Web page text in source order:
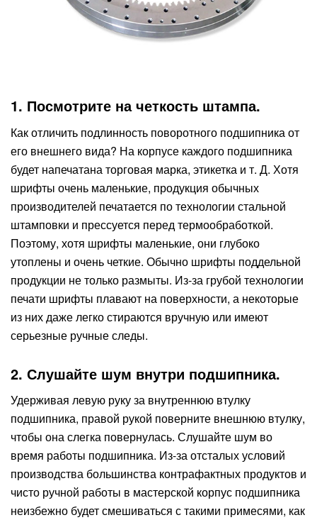
1. Посмотрите на четкость штампа.
Как отличить подлинность поворотного подшипника от
его внешнего вида? На корпусе каждого подшипника
будет напечатана торговая марка, этикетка и т. Д. Хотя
шрифты очень маленькие, продукция обычных
производителей печатается по технологии стальной
штамповки и прессуется перед термообработкой.
Поэтому, хотя шрифты маленькие, они глубоко
утоплены и очень четкие. Обычно шрифты поддельной
продукции не только размыты. Из-за грубой технологии
печати шрифты плавают на поверхности, а некоторые
из них даже легко стираются вручную или имеют
серьезные ручные следы.
2. Слушайте шум внутри подшипника.
Удерживая левую руку за внутреннюю втулку
подшипника, правой рукой поверните внешнюю втулку,
чтобы она слегка повернулась. Слушайте шум во
время работы подшипника. Из-за отсталых условий
производства большинства контрафактных продуктов и
чисто ручной работы в мастерской корпус подшипника
неизбежно будет смешиваться с такими примесями, как